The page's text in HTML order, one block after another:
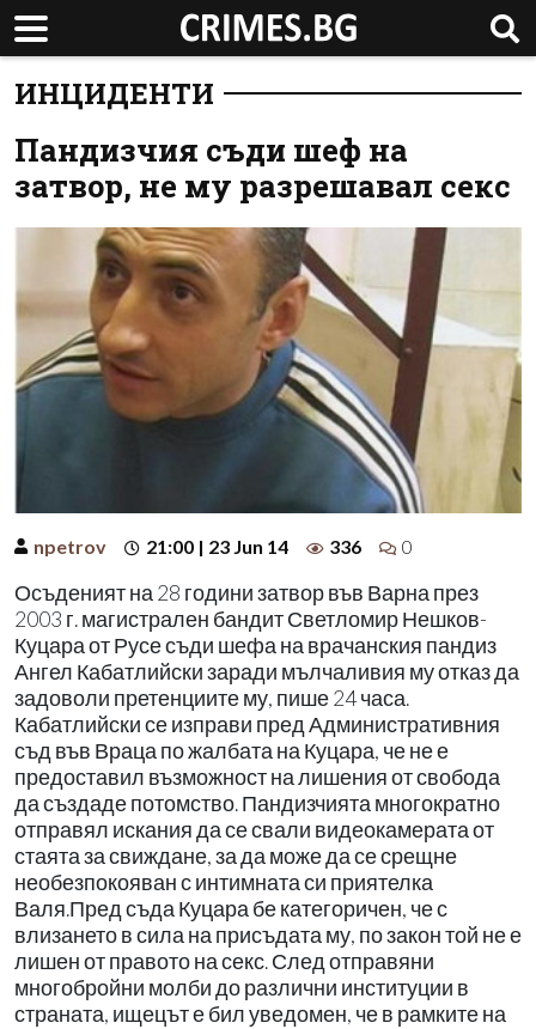
ИНЦИДЕНТИ
Пандизчия съди шеф на
затвор, не му разрешавал секс
npetrov 21:00 | 23 Jun 14 336 0
Осъденият на 28 години затвор във Варна през
2003 г. магистрален бандит Светломир Нешков-
Куцара от Русе съди шефа на врачанския пандиз
Ангел Кабатлийски заради мълчаливия му отказ да
задоволи претенциите му, пише 24 часа.
Кабатлийски се изправи пред Административния
съд във Враца по жалбата на Куцара, че не е
предоставил възможност на лишения от свобода
да създаде потомство. Пандизчията многократно
отправял искания да се свали видеокамерата от
стаята за свиждане, за да може да се срещне
необезпокояван с интимната си приятелка
Валя.Пред съда Куцара бе категоричен, че с
влизането в сила на присъдата му, по закон той не е
лишен от правото на секс. След отправяни
многобройни молби до различни институции в
страната, ищецът е бил уведомен, че в рамките на